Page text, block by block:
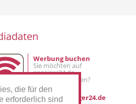
Werbung buchen
Sie möchten auf
anzeiger24.de
Werbung schalten?
hilden@anzeiger24.de
die für den
erforderlich sind